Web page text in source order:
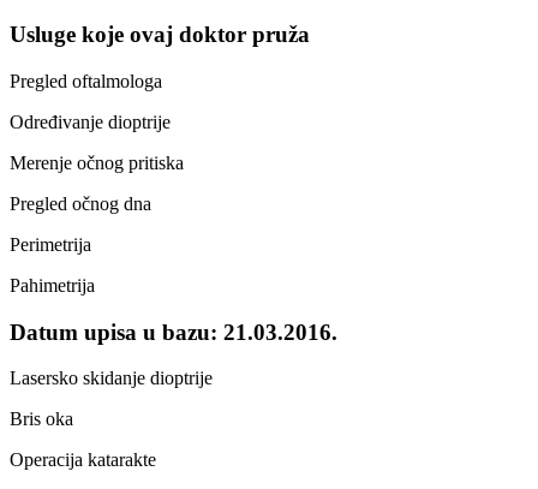
Usluge koje ovaj doktor pruža
Pregled oftalmologa
Određivanje dioptrije
Merenje očnog pritiska
Pregled očnog dna
Perimetrija
Pahimetrija
Datum upisa u bazu: 21.03.2016.
Lasersko skidanje dioptrije
Bris oka
Operacija katarakte